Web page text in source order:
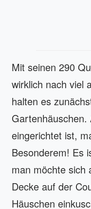
Mit seinen 290
wirklich nach viel
halten es
eingerichtet ist,
Besonderem! Es
man möchte sich
Decke auf der
Häuschen